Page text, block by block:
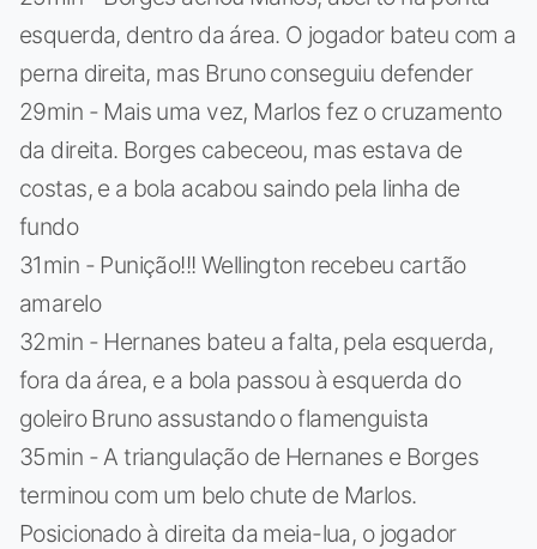
esquerda, dentro da área. O jogador bateu com a
perna direita, mas Bruno conseguiu defender
29min - Mais uma vez, Marlos fez o cruzamento
da direita. Borges cabeceou, mas estava de
costas, e a bola acabou saindo pela linha de
fundo
31min - Punição!!! Wellington recebeu cartão
amarelo
32min - Hernanes bateu a falta, pela esquerda,
fora da área, e a bola passou à esquerda do
goleiro Bruno assustando o flamenguista
35min - A triangulação de Hernanes e Borges
terminou com um belo chute de Marlos.
Posicionado à direita da meia-lua, o jogador